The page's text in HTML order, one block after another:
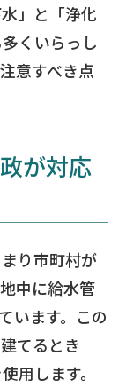
」と「浄化
くいらっし
意すべき点
が対応
り市町村が
中に給水管
います。この
てるとき
用します。